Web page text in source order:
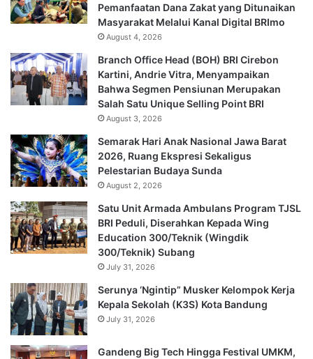
Pemanfaatan Dana Zakat yang Ditunaikan
Masyarakat Melalui Kanal Digital BRImo
August 4, 2026
Branch Office Head (BOH) BRI Cirebon
Kartini, Andrie Vitra, Menyampaikan
Bahwa Segmen Pensiunan Merupakan
Salah Satu Unique Selling Point BRI
August 3, 2026
Semarak Hari Anak Nasional Jawa Barat
2026, Ruang Ekspresi Sekaligus
Pelestarian Budaya Sunda
August 2, 2026
Satu Unit Armada Ambulans Program TJSL
BRI Peduli, Diserahkan Kepada Wing
Education 300/Teknik (Wingdik
300/Teknik) Subang
July 31, 2026
Serunya ‘Ngintip” Musker Kelompok Kerja
Kepala Sekolah (K3S) Kota Bandung
July 31, 2026
Gandeng Big Tech Hingga Festival UMKM,